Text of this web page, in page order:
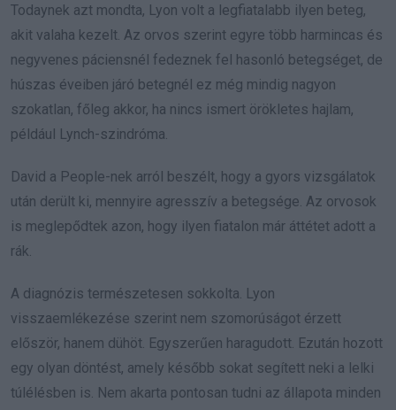
Todaynek azt mondta, Lyon volt a legfiatalabb ilyen beteg,
akit valaha kezelt. Az orvos szerint egyre több harmincas és
negyvenes páciensnél fedeznek fel hasonló betegséget, de
húszas éveiben járó betegnél ez még mindig nagyon
szokatlan, főleg akkor, ha nincs ismert örökletes hajlam,
például Lynch-szindróma.
David a People-nek arról beszélt, hogy a gyors vizsgálatok
után derült ki, mennyire agresszív a betegsége. Az orvosok
is meglepődtek azon, hogy ilyen fiatalon már áttétet adott a
rák.
A diagnózis természetesen sokkolta. Lyon
visszaemlékezése szerint nem szomorúságot érzett
először, hanem dühöt. Egyszerűen haragudott. Ezután hozott
egy olyan döntést, amely később sokat segített neki a lelki
túlélésben is. Nem akarta pontosan tudni az állapota minden